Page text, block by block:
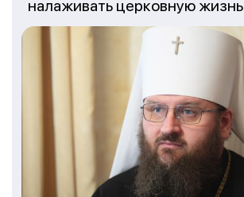
налаживать церковную жизнь